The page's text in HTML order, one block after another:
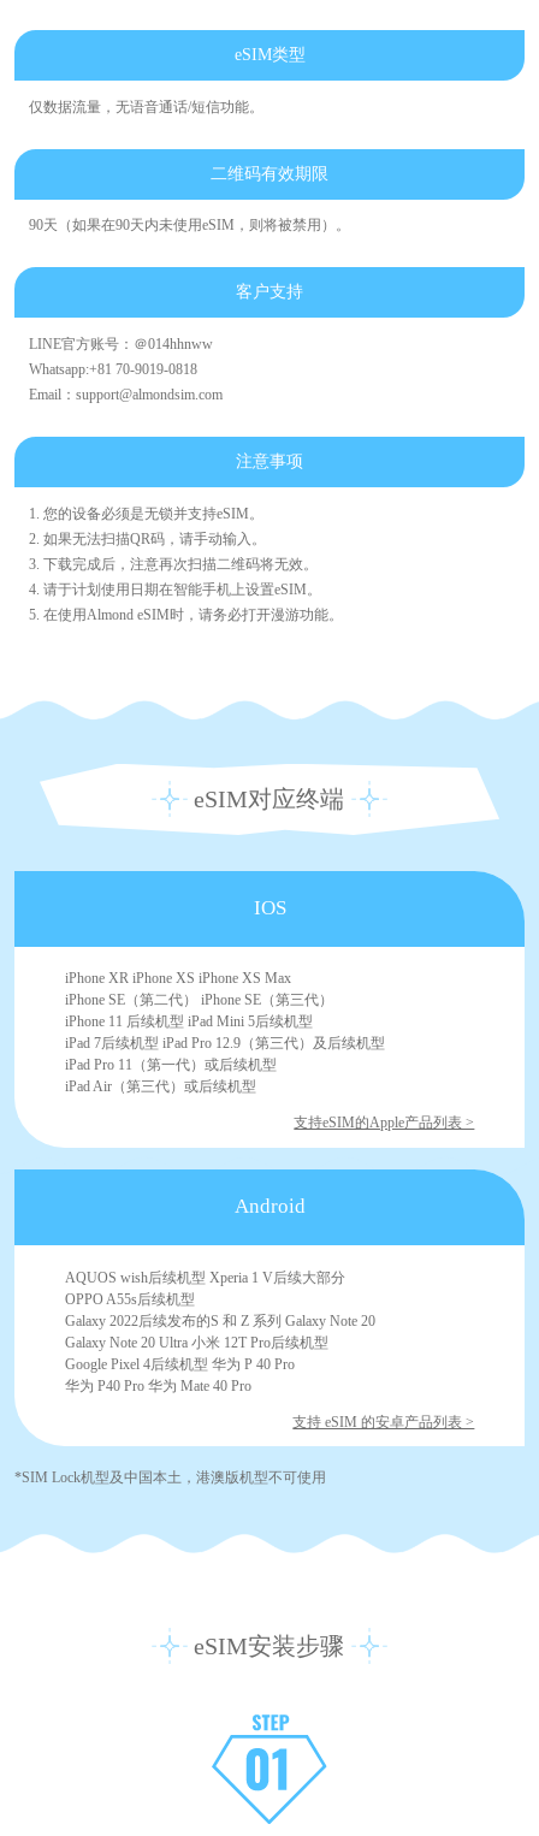
eSIM类型
仅数据流量，无语音通话/短信功能。
二维码有效期限
90天（如果在90天内未使用eSIM，则将被禁用）。
客户支持
LINE官方账号：＠014hhnww
Whatsapp:+81 70-9019-0818
Email：support@almondsim.com
注意事项
1. 您的设备必须是无锁并支持eSIM。
2. 如果无法扫描QR码，请手动输入。
3. 下载完成后，注意再次扫描二维码将无效。
4. 请于计划使用日期在智能手机上设置eSIM。
5. 在使用Almond eSIM时，请务必打开漫游功能。
eSIM对应终端
IOS
iPhone XR iPhone XS iPhone XS Max
iPhone SE（第二代） iPhone SE（第三代）
iPhone 11 后续机型 iPad Mini 5后续机型
iPad 7后续机型 iPad Pro 12.9（第三代）及后续机型
iPad Pro 11（第一代）或后续机型
iPad Air（第三代）或后续机型
支持eSIM的Apple产品列表 >
Android
AQUOS wish后续机型 Xperia 1 V后续大部分
OPPO A55s后续机型
Galaxy 2022后续发布的S 和 Z 系列 Galaxy Note 20
Galaxy Note 20 Ultra 小米 12T Pro后续机型
Google Pixel 4后续机型 华为 P 40 Pro
华为 P40 Pro 华为 Mate 40 Pro
支持 eSIM 的安卓产品列表 >
*SIM Lock机型及中国本土，港澳版机型不可使用
eSIM安装步骤